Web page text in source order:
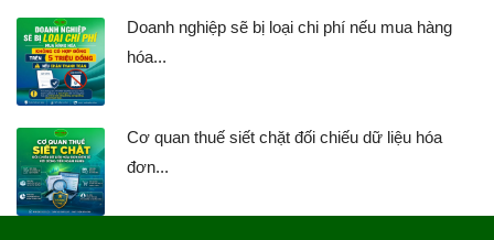
Doanh nghiệp sẽ bị loại chi phí nếu mua hàng
hóa...
Cơ quan thuế siết chặt đối chiếu dữ liệu hóa
đơn...